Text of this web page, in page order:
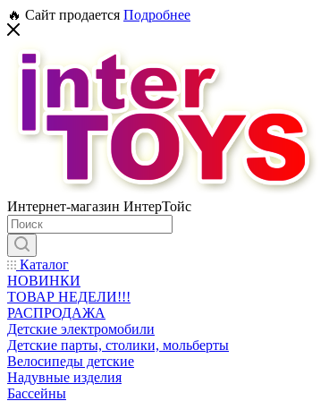
🔥 Сайт продается Подробнее
Интернет-магазин ИнтерТойс
Каталог
НОВИНКИ
ТОВАР НЕДЕЛИ!!!
РАСПРОДАЖА
Детские электромобили
Детские парты, столики, мольберты
Велосипеды детские
Надувные изделия
Бассейны